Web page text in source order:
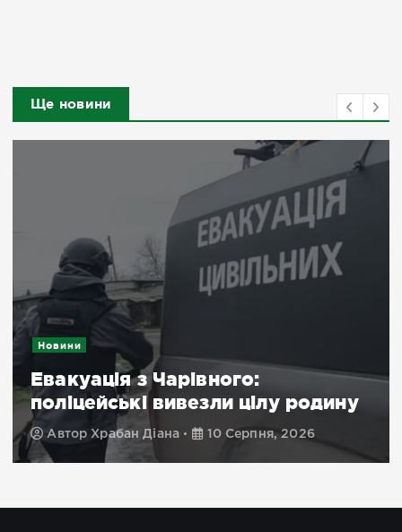
Ще новини
Новини
Евакуація з Чарівного:
поліцейські вивезли цілу родину
АвторХрабан Діана 10 Серпня, 2026